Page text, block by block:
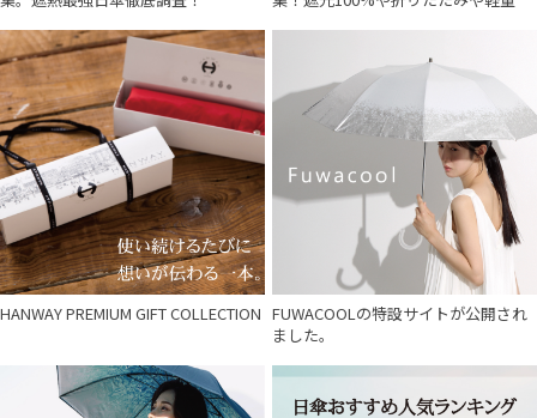
HANWAY PREMIUM GIFT COLLECTION FUWACOOLの特設サイトが公開され
ました。